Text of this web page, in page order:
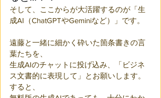
そして、ここからが大活躍するのが「生
成AI（ChatGPTやGeminiなど）」です。
遠藤と一緒に細かく砕いた箇条書きの言
葉たちを、
生成AIのチャットに投げ込み、「ビジネ
ス文書的に表現して」とお願いします。
すると、